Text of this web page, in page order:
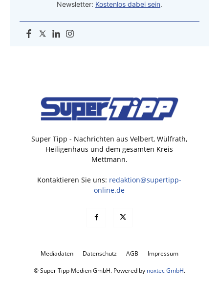
Newsletter: Kostenlos dabei sein.
Super Tipp - Nachrichten aus Velbert, Wülfrath,
Heiligenhaus und dem gesamten Kreis
Mettmann.
Kontaktieren Sie uns: redaktion@supertipp-
online.de
Mediadaten Datenschutz AGB Impressum
© Super Tipp Medien GmbH. Powered by noxtec GmbH.